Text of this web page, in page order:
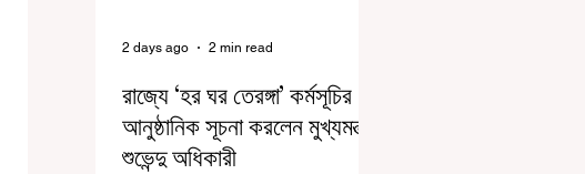
রাজ্যে ‘হর ঘর তেরঙ্গা’ কর্মসূচির
আনুষ্ঠানিক সূচনা করলেন মুখ্যমন্ত্রী
শুভেন্দু অধিকারী
2 days ago 2 min read